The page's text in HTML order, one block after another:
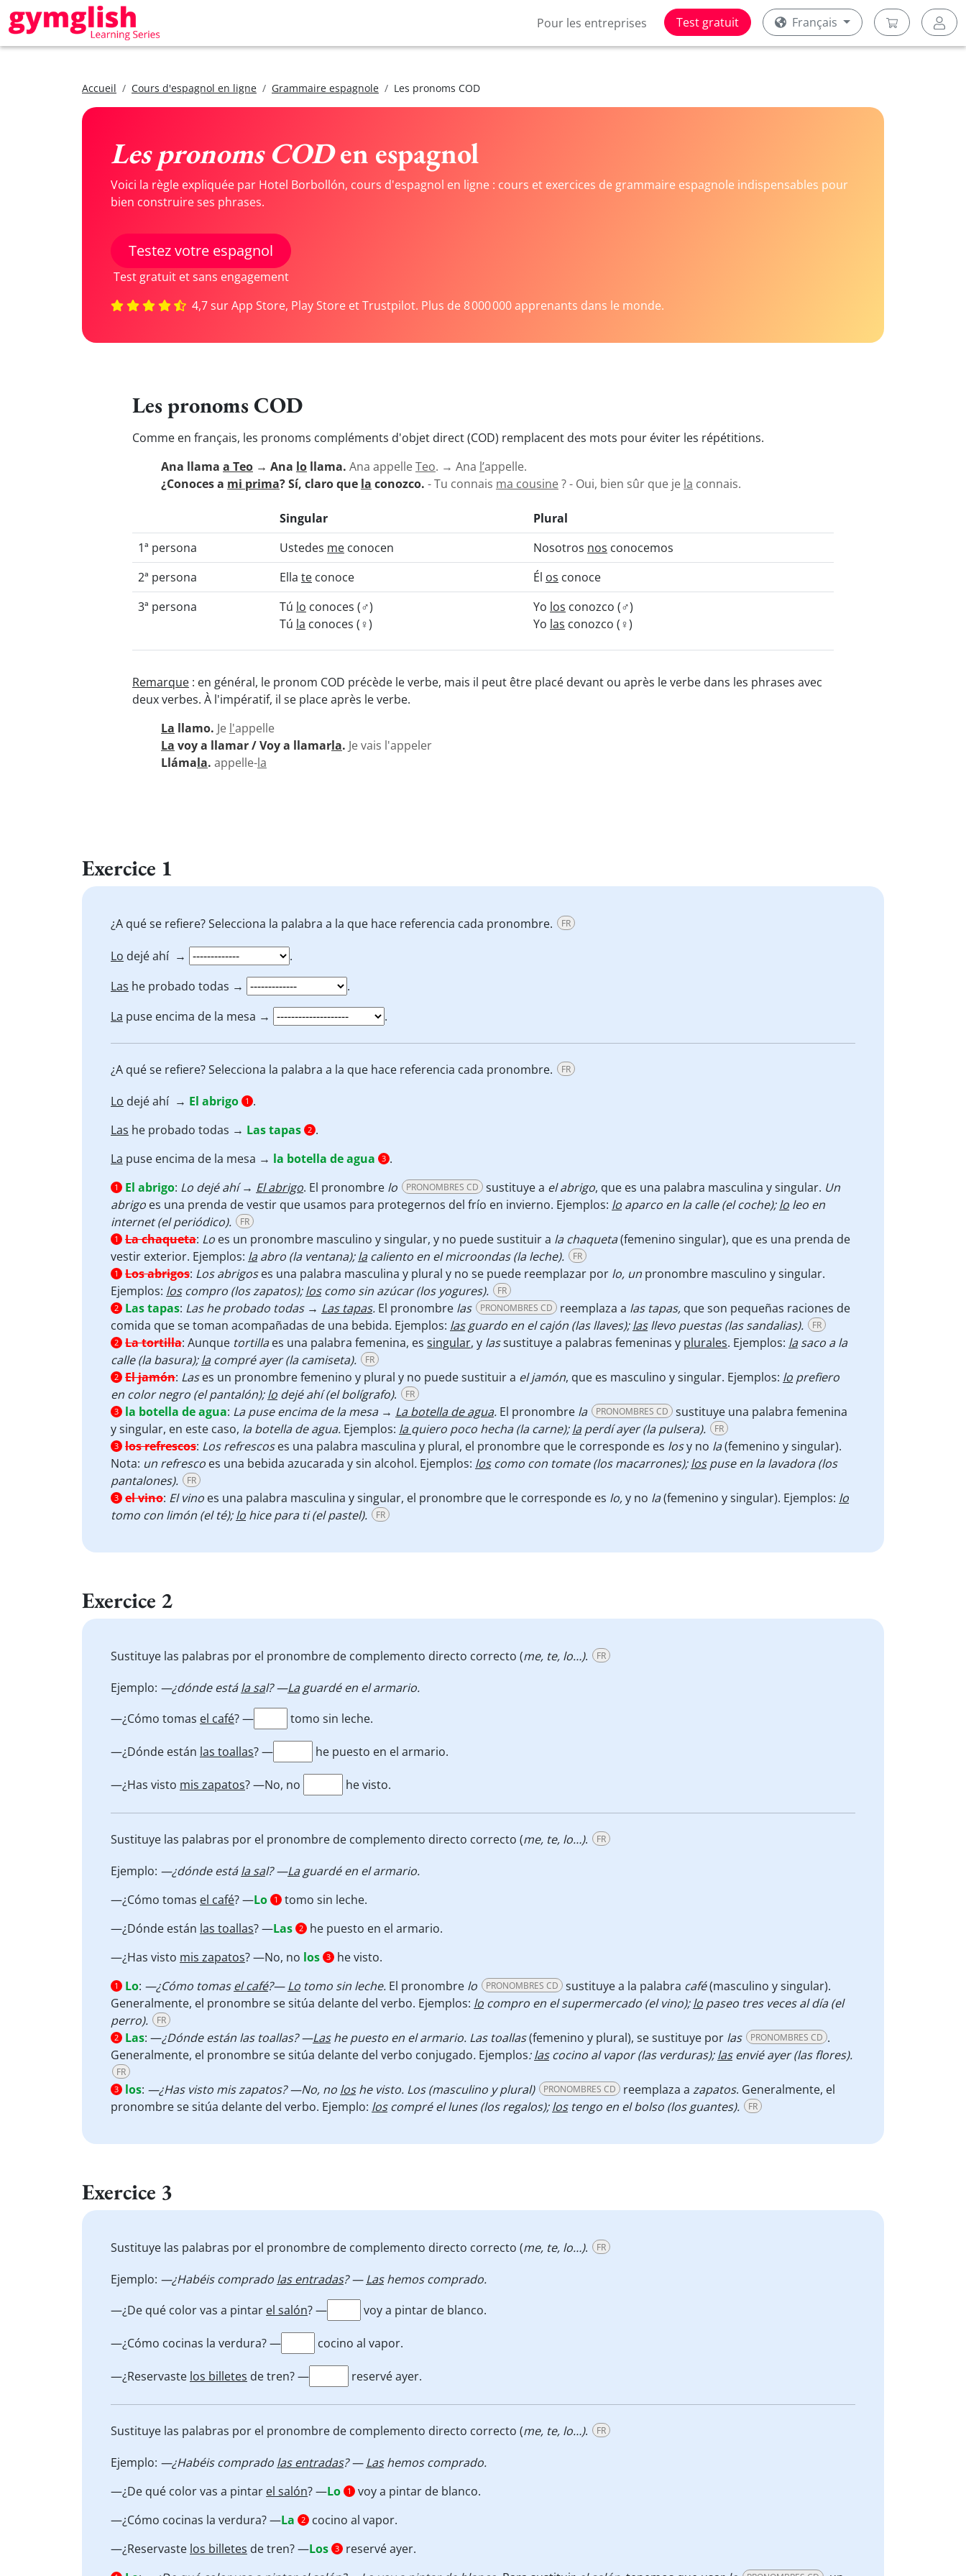
Pour les entreprises Test gratuit Français
Accueil Cours d'espagnol en ligne Grammaire espagnole Les pronoms COD
Les pronoms CODen espagnol
Voici la règle expliquée par Hotel Borbollón, cours d'espagnol en ligne : cours et exercices de grammaire espagnole indispensables pour
bien construire ses phrases.
Testez votre espagnol
Test gratuit et sans engagement
4,7 sur App Store, Play Store et Trustpilot. Plus de 8 000 000 apprenants dans le monde.
Les pronoms COD
Comme en français, les pronoms compléments d'objet direct (COD) remplacent des mots pour éviter les répétitions.
Ana llama a Teo → Ana lo llama. Ana appelleTeo. → Ana l’appelle.
¿Conoces a mi prima? Sí, claro que la conozco. - Tu connais ma cousine? - Oui, bien sûr que je la connais.
Singular
Plural
1ª persona
Ustedes me conocen Nosotros nos conocemos
2ª persona
Ella te conoce Él os conoce
3ª persona
Tú lo conoces (♂)
Tú la conoces (♀)
Yo los conozco (♂)
Yo las conozco (♀)
Remarque : en général, le pronom COD précède le verbe, mais il peut être placé devant ou après le verbe dans les phrases avec
deux verbes. À l'impératif, il se place après le verbe.
La llamo. Je l'appelle
La voy a llamar / Voy a llamarla. Je vais l'appeler
Llámala. appelle-la
Exercice 1
¿A qué se refiere? Selecciona la palabra a la que hace referencia cada pronombre. FR
Lo dejé ahí →
.
Las he probado todas →
.
La puse encima de la mesa → .
¿A qué se refiere? Selecciona la palabra a la que hace referencia cada pronombre. FR
Lo dejé ahí → El abrigo 1 .
Las he probado todas → Las tapas 2 .
La puse encima de la mesa → la botella de agua 3 .
1 El abrigo: Lo dejé ahí → El abrigo. El pronombre lo PRONOMBRES CD sustituye a el abrigo, que es una palabra masculina y singular. Un
abrigo es una prenda de vestir que usamos para protegernos del frío en invierno. Ejemplos: lo aparco en la calle (el coche);lo leo en
internet (el periódico).
FR
1 La chaqueta: Lo es un pronombre masculino y singular, y no puede sustituir a la chaqueta(femenino singular), que es una prenda de
vestir exterior. Ejemplos: laabro (la ventana);lacaliento en el microondas (la leche). FR
1 Los abrigos: Los abrigoses una palabra masculina y plural y no se puede reemplazar por lo, un pronombre masculino y singular.
Ejemplos: loscompro (los zapatos);loscomo sin azúcar (los yogures). FR
2 Las tapas: Las he probado todas → Las tapas. El pronombre las PRONOMBRES CD reemplaza a las tapas, que son pequeñas raciones de
comida que se toman acompañadas de una bebida. Ejemplos: lasguardo en el cajón (las llaves);lasllevo puestas (las sandalias). FR
2 La tortilla: Aunque tortillaes una palabra femenina, es singular, y lassustituye a palabras femeninas y plurales. Ejemplos: lasaco a la
calle (la basura);lacompré ayer (la camiseta). FR
2 El jamón: Lases un pronombre femenino y plural y no puede sustituir a el jamón, que es masculino y singular. Ejemplos: lo prefiero
en color negro (el pantalón); lo dejé ahí (el bolígrafo). FR
3 la botella de agua: La puse encima de la mesa → La botella de agua. El pronombre la PRONOMBRES CD
sustituye una palabra femenina
y singular, en este caso, la botella de agua. Ejemplos: laquiero poco hecha (la carne);laperdí ayer (la pulsera). FR
3 los refrescos: Los refrescoses una palabra masculina y plural, el pronombre que le corresponde es losy no la(femenino y singular).
Nota: un refresco es una bebida azucarada y sin alcohol. Ejemplos: loscomo con tomate (los macarrones);lospuse en la lavadora (los
pantalones).
FR
3 el vino: El vino es una palabra masculina y singular, el pronombre que le corresponde es lo,y no la(femenino y singular). Ejemplos: lo
tomo con limón (el té);lo hice para ti (el pastel). FR
Exercice 2
Sustituye las palabras por el pronombre de complemento directo correcto (me, te, lo…). FR
Ejemplo: —¿dónde estála sal? —Laguardé en el armario.
—¿Cómo tomas el café? — tomo sin leche.
—¿Dónde están las toallas? — he puesto en el armario.
—¿Has visto mis zapatos? —No, no he visto.
Sustituye las palabras por el pronombre de complemento directo correcto (me, te, lo…). FR
Ejemplo: —¿dónde estála sal? —Laguardé en el armario.
—¿Cómo tomas el café? —Lo 1
tomo sin leche.
—¿Dónde están las toallas? —Las 2
he puesto en el armario.
—¿Has visto mis zapatos? —No, no los 3 he visto.
1 Lo: —¿Cómo tomasel café?—Lo tomo sin leche. El pronombre lo PRONOMBRES CD sustituye a la palabra café(masculino y singular).
Generalmente, el pronombre se sitúa delante del verbo. Ejemplos: lo compro en el supermercado (el vino);lo paseo tres veces al día (el
perro).
FR
2 Las: —¿Dónde están las toallas? —Lashe puesto en el armario. Las toallas(femenino y plural), se sustituye por las PRONOMBRES CD .
Generalmente, el pronombre se sitúa delante del verbo conjugado. Ejemplos:lascocino al vapor (las verduras);lasenvié ayer (las flores).
FR
3 los: —¿Has visto mis zapatos? —No, no loshe visto. Los (masculino y plural) PRONOMBRES CD reemplaza a zapatos. Generalmente, el
pronombre se sitúa delante del verbo. Ejemplo: loscompré el lunes (los regalos);lostengo en el bolso (los guantes). FR
Exercice 3
Sustituye las palabras por el pronombre de complemento directo correcto (me, te, lo…). FR
Ejemplo: —¿Habéis comprado las entradas? —Lashemos comprado.
—¿De qué color vas a pintar el salón? — voy a pintar de blanco.
—¿Cómo cocinas la verdura? — cocino al vapor.
—¿Reservaste los billetes de tren? — reservé ayer.
Sustituye las palabras por el pronombre de complemento directo correcto (me, te, lo…). FR
Ejemplo: —¿Habéis comprado las entradas? —Lashemos comprado.
—¿De qué color vas a pintar el salón? —Lo 1
voy a pintar de blanco.
—¿Cómo cocinas la verdura? —La 2
cocino al vapor.
—¿Reservaste los billetes de tren? —Los 3 reservé ayer.